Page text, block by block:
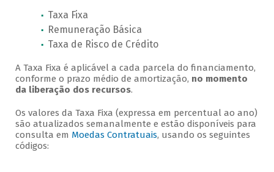
Taxa Fixa
Remuneração Básica
Taxa de Risco de Crédito
A Taxa Fixa é aplicável a cada parcela do financiamento,
conforme o prazo médio de amortização, no momento
da liberação dos recursos.
Os valores da Taxa Fixa (expressa em percentual ao ano)
são atualizados semanalmente e estão disponíveis para
consulta em Moedas Contratuais, usando os seguintes
códigos: